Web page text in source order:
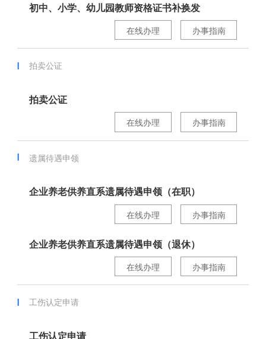
初中、小学、幼儿园教师资格证书补换发
办事指南
在线办理
拍卖公证
拍卖公证
办事指南
在线办理
遗属待遇申领
企业养老供养直系遗属待遇申领（在职）
办事指南
在线办理
企业养老供养直系遗属待遇申领（退休）
办事指南
在线办理
工伤认定申请
工伤认定申请